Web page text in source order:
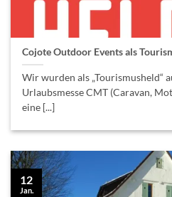
Cojote Outdoor Events als
Wir wurden als „Tourismusheld“
Urlaubsmesse CMT (Caravan,
eine [...]
12
Jan.